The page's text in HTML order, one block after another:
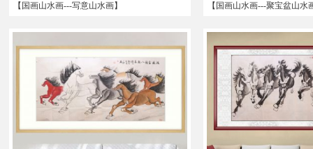
【 国画山水画---写意山水画】 【 国画山水画---聚宝盆山水